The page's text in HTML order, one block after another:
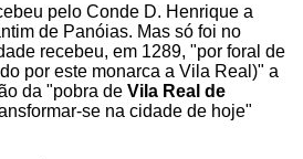
pelo Conde D. Henrique a
de Panóias. Mas só foi no
recebeu, em 1289, "por foral de
por este monarca a Vila Real)" a
da "pobra de Vila Real de
se na cidade de hoje"